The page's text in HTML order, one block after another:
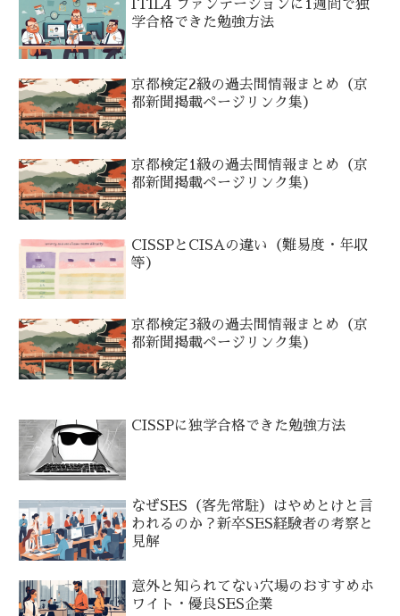
ITIL4 ファンデーションに1週間で独
学合格できた勉強方法
京都検定2級の過去問情報まとめ（京
都新聞掲載ページリンク集）
京都検定1級の過去問情報まとめ（京
都新聞掲載ページリンク集）
CISSPとCISAの違い（難易度・年収
等）
京都検定3級の過去問情報まとめ（京
都新聞掲載ページリンク集）
CISSPに独学合格できた勉強方法
なぜSES（客先常駐）はやめとけと言
われるのか？新卒SES経験者の考察と
見解
意外と知られてない穴場のおすすめホ
ワイト・優良SES企業